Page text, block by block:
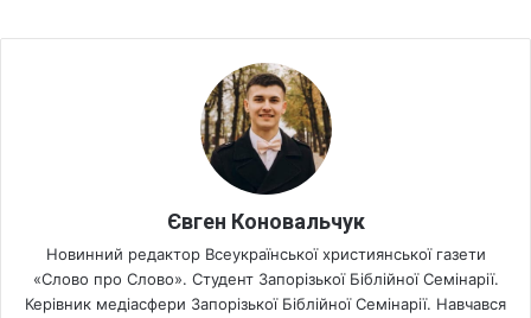
Євген Коновальчук
Новинний редактор Всеукраїнської християнської газети
«Слово про Слово». Студент Запорізької Біблійної Семінарії.
Керівник медіасфери Запорізької Біблійної Семінарії. Навчався